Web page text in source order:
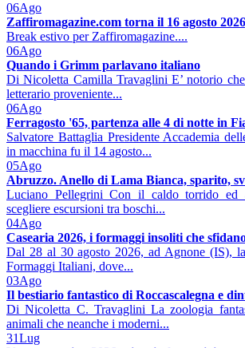
06Ago
Zaffiromagazine.com torna il 16 agosto
Break estivo per Zaffiromagazine....
06Ago
Quando i Grimm parlavano italiano
Di Nicoletta Camilla Travaglini E’ notorio
letterario proveniente...
06Ago
Ferragosto '65, partenza alle 4 di notte in
Salvatore Battaglia Presidente Accademia
in macchina fu il 14 agosto...
05Ago
Abruzzo. Anello di Lama Bianca, sparito,
Luciano Pellegrini Con il caldo torrido ed
scegliere escursioni tra boschi...
04Ago
Casearia 2026, i formaggi insoliti che
Dal 28 al 30 agosto 2026, ad Agnone (IS),
Formaggi Italiani, dove...
03Ago
Il bestiario fantastico di Roccascalegna e
Di Nicoletta C. Travaglini La zoologia
animali che neanche i moderni...
31Lug